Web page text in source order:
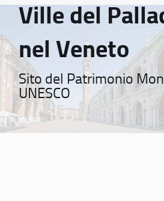
Ville del
nel Veneto
Sito del Patrimonio
UNESCO